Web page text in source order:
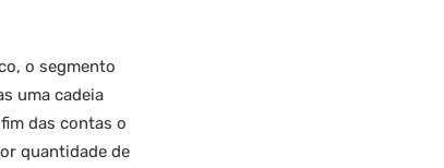
o segmento
uma cadeia
das contas o
quantidade de